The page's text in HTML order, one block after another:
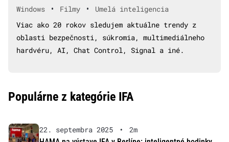
Windows • Filmy •
Umelá inteligencia
Viac ako 20 rokov sledujem aktuálne trendy z
oblasti bezpečnosti, súkromia, multimediálneho
hardvéru, AI, Chat Control, Signal a iné.
Populárne z kategórie IFA
22. septembra 2025 •
2m